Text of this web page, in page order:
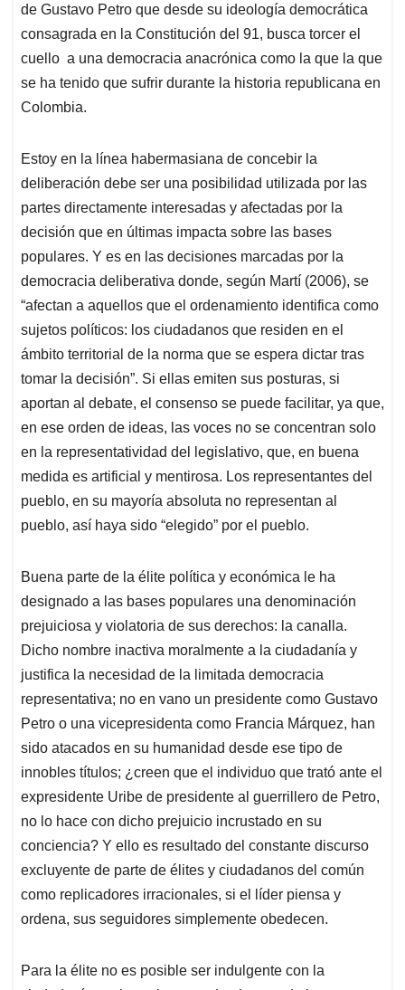
de Gustavo Petro que desde su ideología democrática
consagrada en la Constitución del 91, busca torcer el
cuello a una democracia anacrónica como la que la que
se ha tenido que sufrir durante la historia republicana en
Colombia.
Estoy en la línea habermasiana de concebir la
deliberación debe ser una posibilidad utilizada por las
partes directamente interesadas y afectadas por la
decisión que en últimas impacta sobre las bases
populares. Y es en las decisiones marcadas por la
democracia deliberativa donde, según Martí (2006), se
“afectan a aquellos que el ordenamiento identifica como
sujetos políticos: los ciudadanos que residen en el
ámbito territorial de la norma que se espera dictar tras
tomar la decisión”. Si ellas emiten sus posturas, si
aportan al debate, el consenso se puede facilitar, ya que,
en ese orden de ideas, las voces no se concentran solo
en la representatividad del legislativo, que, en buena
medida es artificial y mentirosa. Los representantes del
pueblo, en su mayoría absoluta no representan al
pueblo, así haya sido “elegido” por el pueblo.
Buena parte de la élite política y económica le ha
designado a las bases populares una denominación
prejuiciosa y violatoria de sus derechos: la canalla.
Dicho nombre inactiva moralmente a la ciudadanía y
justifica la necesidad de la limitada democracia
representativa; no en vano un presidente como Gustavo
Petro o una vicepresidenta como Francia Márquez, han
sido atacados en su humanidad desde ese tipo de
innobles títulos; ¿creen que el individuo que trató ante el
expresidente Uribe de presidente al guerrillero de Petro,
no lo hace con dicho prejuicio incrustado en su
conciencia? Y ello es resultado del constante discurso
excluyente de parte de élites y ciudadanos del común
como replicadores irracionales, si el líder piensa y
ordena, sus seguidores simplemente obedecen.
Para la élite no es posible ser indulgente con la